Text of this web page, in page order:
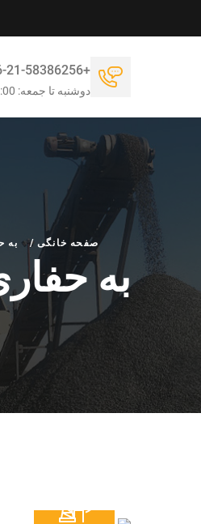
+86-21-58386256
دوشنبه تا جمعه: 9:00 صبح تا 12:00 بعد از ظهر
صفحه خانگی / به
به